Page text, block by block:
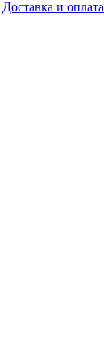
Доставка и оплата